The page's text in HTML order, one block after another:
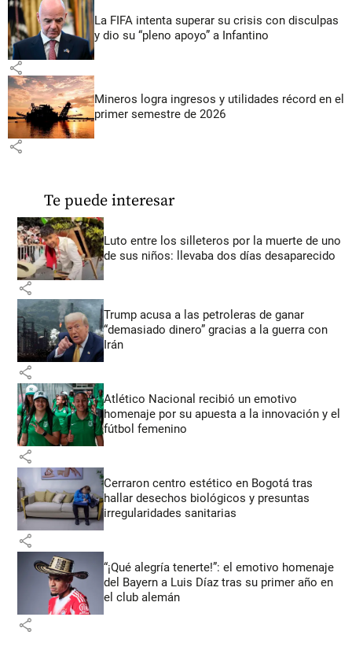
La FIFA intenta superar su crisis con disculpas
y dio su “pleno apoyo” a Infantino
share
Mineros logra ingresos y utilidades récord en el
primer semestre de 2026
share
Te puede interesar
Luto entre los silleteros por la muerte de uno
de sus niños: llevaba dos días desaparecido
share
Trump acusa a las petroleras de ganar
“demasiado dinero” gracias a la guerra con
Irán
share
Atlético Nacional recibió un emotivo
homenaje por su apuesta a la innovación y el
fútbol femenino
share
Cerraron centro estético en Bogotá tras
hallar desechos biológicos y presuntas
irregularidades sanitarias
share
“¡Qué alegría tenerte!”: el emotivo homenaje
del Bayern a Luis Díaz tras su primer año en
el club alemán
share